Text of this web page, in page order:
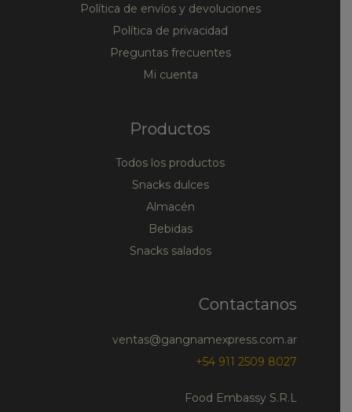
Política de envíos y devoluciones
Política de privacidad
Preguntas frecuentes
Mi cuenta
Productos
Todos los productos
Snacks dulces
Almacén
Bebidas
Snacks salados
Contactanos
ventas@gangnamexpress.com.ar
+54 911 2509 8027
Food Embassy S.R.L